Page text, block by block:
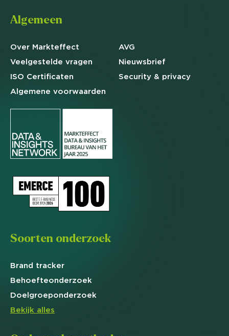
Algemeen
Over Markteffect
Veelgestelde vragen
ISO Certificaten
Algemene voorwaarden
AVG
Nieuwsbrief
Security & privacy
Soorten onderzoek
Brand tracker
Behoefteonderzoek
Doelgroeponderzoek
Bekijk alles